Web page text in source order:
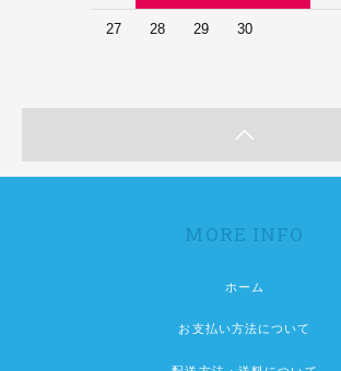
27 28 29 30
MORE INFO
ホーム
お支払い方法について